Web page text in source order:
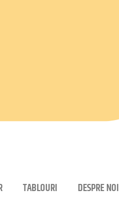
TABLOURI DESPRE NOI